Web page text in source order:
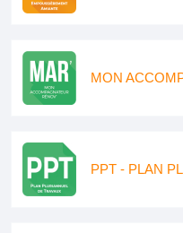
MON
PPT - PLAN